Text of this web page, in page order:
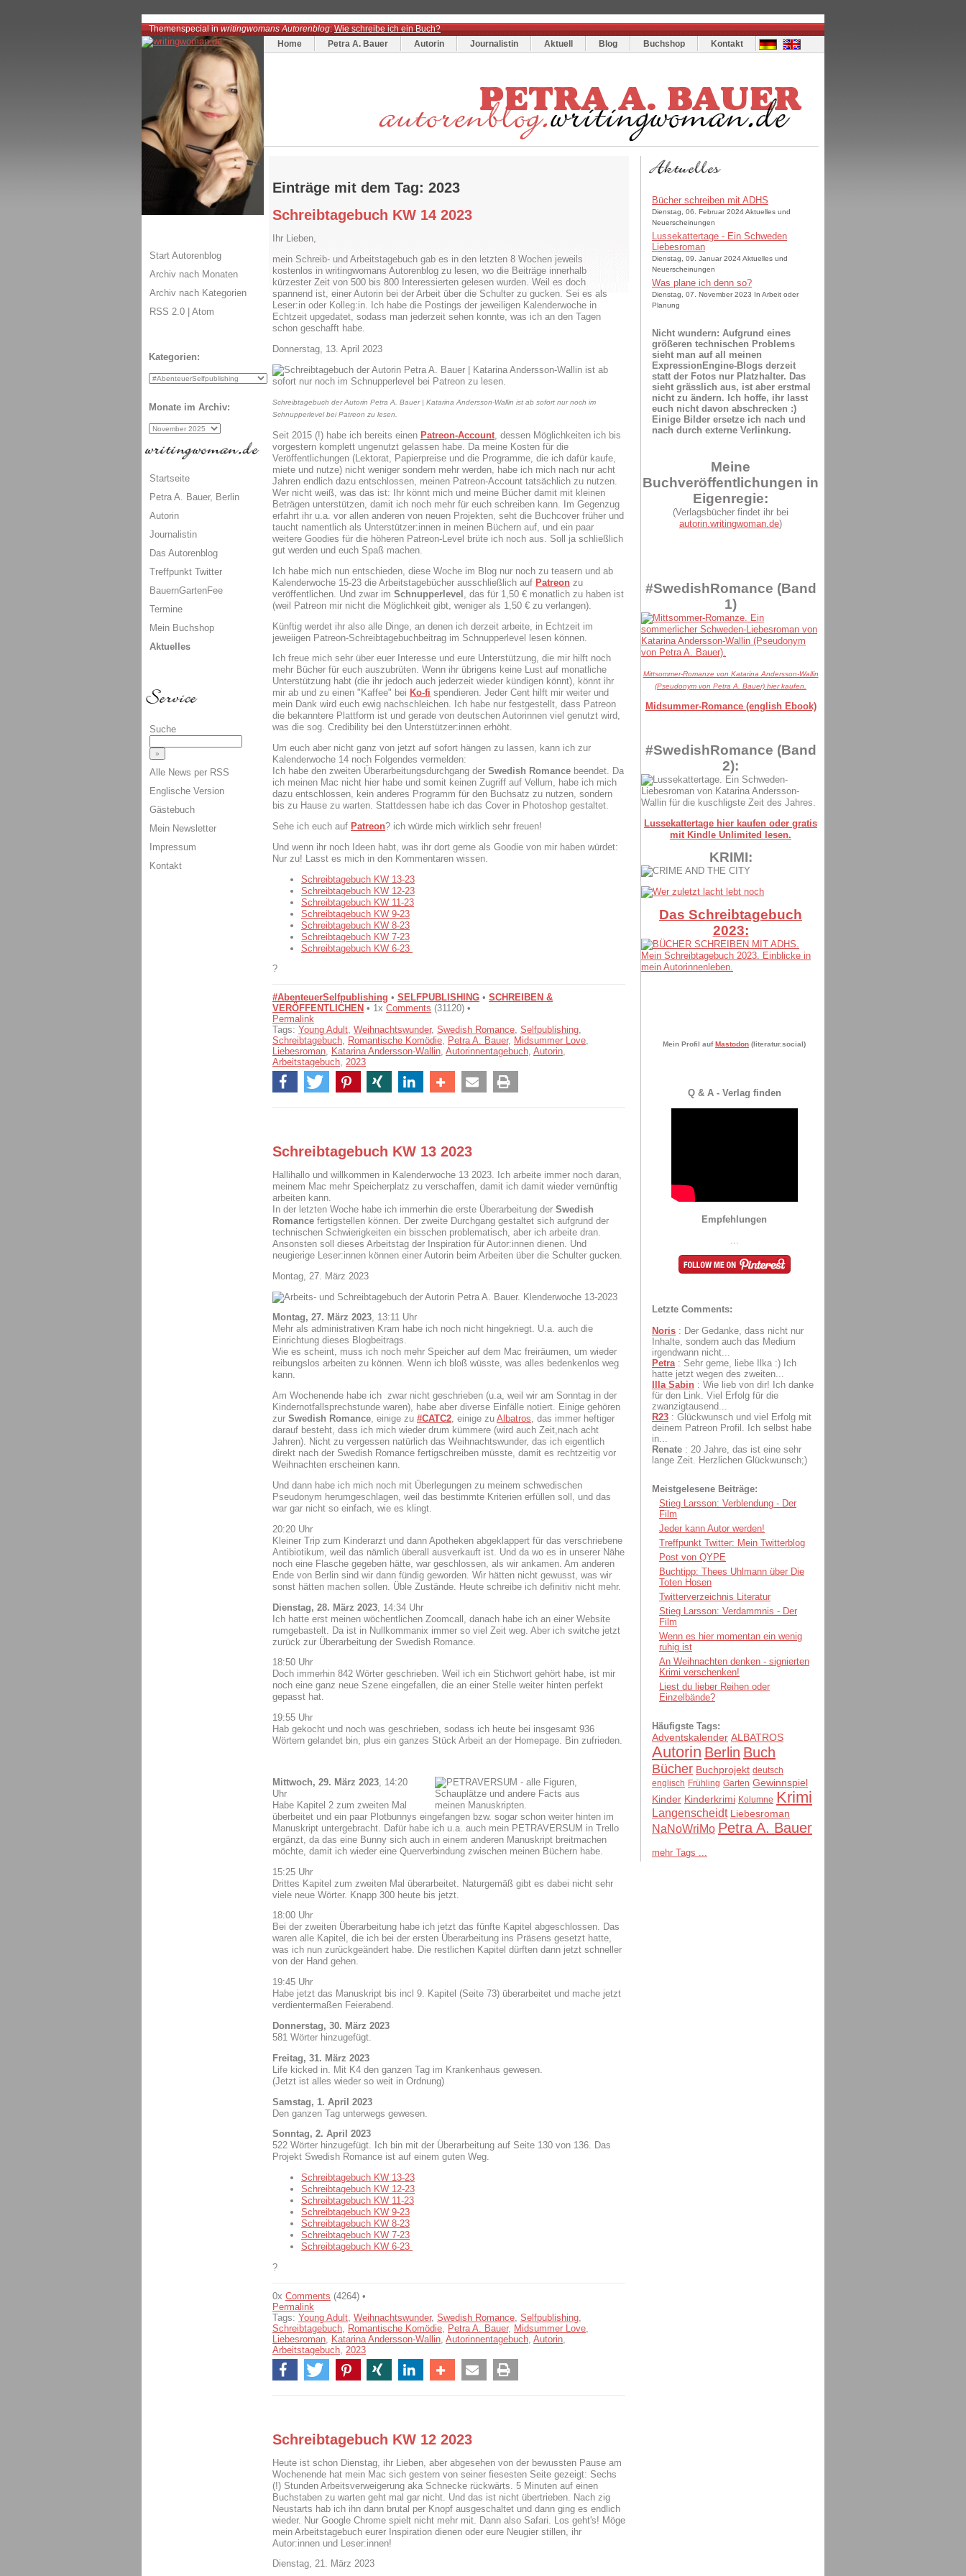
Themenspecial inwritingwomans Autorenblog:Wie schreibe ich ein Buch?
Home
Petra A. Bauer Autorin Journalistin Aktuell Blog Buchshop Kontakt
Einträge mit dem Tag: 2023
Schreibtagebuch KW 14 2023
Ihr Lieben,
mein Schreib- und Arbeitstagebuch gab es in den letzten 8 Wochen jeweils
kostenlos in writingwomans Autorenblog zu lesen, wo die Beiträge innerhalb
kürzester Zeit von 500 bis 800 Interessierten gelesen wurden. Weil es doch
spannend ist, einer Autorin bei der Arbeit über die Schulter zu gucken. Sei es als
Leser:in oder Kolleg:in. Ich habe die Postings der jeweiligen Kalenderwoche in
Echtzeit upgedatet, sodass man jederzeit sehen konnte, was ich an den Tagen
schon geschafft habe.
Donnerstag, 13. April 2023
Schreibtagebuch der Autorin Petra A. Bauer | Katarina Andersson-Wallin ist ab sofort nur noch im
Schnupperlevel bei Patreon zu lesen.
Seit 2015 (!) habe ich bereits einen Patreon-Account, dessen Möglichkeiten ich bis
vorgestern komplett ungenutzt gelassen habe. Da meine Kosten für die
Veröffentlichungen (Lektorat, Papierpreise und die Programme, die ich dafür kaufe,
miete und nutze) nicht weniger sondern mehr werden, habe ich mich nach nur acht
Jahren endlich dazu entschlossen, meinen Patreon-Account tatsächlich zu nutzen.
Wer nicht weiß, was das ist: Ihr könnt mich und meine Bücher damit mit kleinen
Beträgen unterstützen, damit ich noch mehr für euch schreiben kann. Im Gegenzug
erfahrt ihr u.a. vor allen anderen von neuen Projekten, seht die Buchcover früher und
taucht namentlich als Unterstützer:innen in meinen Büchern auf, und ein paar
weitere Goodies für die höheren Patreon-Level brüte ich noch aus. Soll ja schließlich
gut werden und euch Spaß machen.
Ich habe mich nun entschieden, diese Woche im Blog nur noch zu teasern und ab
Kalenderwoche 15-23 die Arbeitstagebücher ausschließlich auf Patreon zu
veröffentlichen. Und zwar im Schnupperlevel
, das für 1,50 € monatlich zu haben ist
(weil Patreon mir nicht die Möglichkeit gibt, weniger als 1,50 € zu verlangen).
Künftig werdet ihr also alle Dinge, an denen ich derzeit arbeite, in Echtzeit im
jeweiigen Patreon-Schreibtagebuchbeitrag im Schnupperlevel lesen können.
Ich freue mich sehr über euer Interesse und eure Unterstützung, die mir hilft noch
mehr Bücher für euch auszubrüten. Wenn ihr übrigens keine Lust auf monatliche
Unterstützung habt (die ihr jedoch auch jederzeit wieder kündigen könnt), könnt ihr
mir ab und zu einen "Kaffee" bei Ko-fi spendieren. Jeder Cent hilft mir weiter und
mein Dank wird euch ewig nachschleichen. Ich habe nur festgestellt, dass Patreon
die bekanntere Plattform ist und gerade von deutschen Autorinnen viel genutzt wird,
was die sog. Credibility bei den Unterstützer:innen erhöht.
Um euch aber nicht ganz von jetzt auf sofort hängen zu lassen, kann ich zur
Kalenderwoche 14 noch Folgendes vermelden:
Ich habe den zweiten Überarbeitungsdurchgang der Swedish Romance beendet. Da
ich meinen Mac nicht hier habe und somit keinen Zugriff auf Vellum, habe ich mich
dazu entschlossen, kein anderes Programm für den Buchsatz zu nutzen, sondern
bis zu Hause zu warten. Stattdessen habe ich das Cover in Photoshop gestaltet.
Sehe ich euch auf Patreon? ich würde mich wirklich sehr freuen!
Und wenn ihr noch Ideen habt, was ihr dort gerne als Goodie von mir haben würdet:
Nur zu! Lasst es mich in den Kommentaren wissen.
Schreibtagebuch KW 13-23
Schreibtagebuch KW 12-23
Schreibtagebuch KW 11-23
Schreibtagebuch KW 9-23
Schreibtagebuch KW 8-23
Schreibtagebuch KW 7-23
Schreibtagebuch KW 6-23
?
#AbenteuerSelfpublishing • SELFPUBLISHING • SCHREIBEN &
VERÖFFENTLICHEN • 1x Comments (31120) •
Permalink
Tags: Young Adult, Weihnachtswunder, Swedish Romance, Selfpublishing,
Schreibtagebuch, Romantische Komödie, Petra A. Bauer, Midsummer Love,
Liebesroman, Katarina Andersson-Wallin, Autorinnentagebuch, Autorin,
Arbeitstagebuch, 2023
Schreibtagebuch KW 13 2023
Hallihallo und willkommen in Kalenderwoche 13 2023. Ich arbeite immer noch daran,
meinem Mac mehr Speicherplatz zu verschaffen, damit ich damit wieder vernünftig
arbeiten kann.
In der letzten Woche habe ich immerhin die erste Überarbeitung der Swedish
Romance fertigstellen können. Der zweite Durchgang gestaltet sich aufgrund der
technischen Schwierigkeiten ein bisschen problematisch, aber ich arbeite dran.
Ansonsten soll dieses Arbeitstag der Inspiration für Autor:innen dienen. Und
neugierige Leser:innen können einer Autorin beim Arbeiten über die Schulter gucken.
Montag, 27. März 2023
Montag, 27. März 2023, 13:11 Uhr
Mehr als administrativen Kram habe ich noch nicht hingekriegt. U.a. auch die
Einrichtung dieses Blogbeitrags.
Wie es scheint, muss ich noch mehr Speicher auf dem Mac freiräumen, um wieder
reibungslos arbeiten zu können. Wenn ich bloß wüsste, was alles bedenkenlos weg
kann.
Am Wochenende habe ich zwar nicht geschrieben (u.a, weil wir am Sonntag in der
Kindernotfallsprechstunde waren), habe aber diverse Einfälle notiert. Einige gehören
zur Swedish Romance, einige zu #CATC2, einige zu Albatros, das immer heftiger
darauf besteht, dass ich mich wieder drum kümmere (wird auch Zeit,nach acht
Jahren). Nicht zu vergessen natürlich das Weihnachtswunder, das ich eigentlich
direkt nach der Swedish Romance fertigschreiben müsste, damit es rechtzeitig vor
Weihnachten erscheinen kann.
Und dann habe ich mich noch mit Überlegungen zu meinem schwedischen
Pseudonym herumgeschlagen, weil das bestimmte Kriterien erfüllen soll, und das
war gar nicht so einfach, wie es klingt.
20:20 Uhr
Kleiner Trip zum Kinderarzt und dann Apotheken abgeklappert für das verschriebene
Antibiotikum, weil das nämlich überall ausverkauft ist. Und da wo es in unserer Nähe
noch eine Flasche gegeben hätte, war geschlossen, als wir ankamen. Am anderen
Ende von Berlin sind wir dann fündig geworden. Wir hätten nicht gewusst, was wir
sonst hätten machen sollen. Üble Zustände. Heute schreibe ich definitiv nicht mehr.
Dienstag, 28. März 2023 , 14:34 Uhr
Ich hatte erst meinen wöchentlichen Zoomcall, danach habe ich an einer Website
rumgebastelt. Da ist in Nullkommanix immer so viel Zeit weg. Aber ich switche jetzt
zurück zur Überarbeitung der Swedish Romance.
18:50 Uhr
Doch immerhin 842 Wörter geschrieben. Weil ich ein Stichwort gehört habe, ist mir
noch eine ganz neue Szene eingefallen, die an einer Stelle weiter hinten perfekt
gepasst hat.
19:55 Uhr
Hab gekocht und noch was geschrieben, sodass ich heute bei insgesamt 936
Wörtern gelandet bin, plus ein ganzes Stück Arbeit an der Homepage. Bin zufrieden.
Mittwoch, 29. März 2023 , 14:20
Uhr
Habe Kapitel 2 zum zweiten Mal
überbeitet und ein paar Plotbunnys eingefangen bzw. sogar schon weiter hinten im
Manuskript untergebracht. Dafür habe ich u.a. auch mein PETRAVERSUM in Trello
ergänzt, da das eine Bunny sich auch in einem anderen Manuskript breitmachen
möchte, damit ich wieder eine Querverbindung zwischen meinen Büchern habe.
15:25 Uhr
Drittes Kapitel zum zweiten Mal überarbeitet. Naturgemäß gibt es dabei nicht sehr
viele neue Wörter. Knapp 300 heute bis jetzt.
18:00 Uhr
Bei der zweiten Überarbeitung habe ich jetzt das fünfte Kapitel abgeschlossen. Das
waren alle Kapitel, die ich bei der ersten Überarbeitung ins Präsens gesetzt hatte,
was ich nun zurückgeändert habe. Die restlichen Kapitel dürften dann jetzt schneller
von der Hand gehen.
19:45 Uhr
Habe jetzt das Manuskript bis incl 9. Kapitel (Seite 73) überarbeitet und mache jetzt
verdientermaßen Feierabend.
Donnerstag, 30. März 2023
581 Wörter hinzugefügt.
Freitag, 31. März 2023
Life kicked in. Mit K4 den ganzen Tag im Krankenhaus gewesen.
(Jetzt ist alles wieder so weit in Ordnung)
Samstag, 1. April 2023
Den ganzen Tag unterwegs gewesen.
Sonntag, 2. April 2023
522 Wörter hinzugefügt. Ich bin mit der Überarbeitung auf Seite 130 von 136. Das
Projekt Swedish Romance ist auf einem guten Weg.
Schreibtagebuch KW 13-23
Schreibtagebuch KW 12-23
Schreibtagebuch KW 11-23
Schreibtagebuch KW 9-23
Schreibtagebuch KW 8-23
Schreibtagebuch KW 7-23
Schreibtagebuch KW 6-23
?
0x Comments (4264) •
Permalink
Tags: Young Adult Weihnachtswunder, Swedish Romance Selfpublishing
Schreibtagebuch
Romantische Komödie Petra A. Bauer, Midsummer Love
Liebesroman
Katarina Andersson-Wallin Autorinnentagebuch Autorin
Arbeitstagebuch 2023
Schreibtagebuch KW 12 2023
Heute ist schon Dienstag, ihr Lieben, aber abgesehen von der bewussten Pause am
Wochenende hat mein Mac sich gestern von seiner fiesesten Seite gezeigt: Sechs
(!) Stunden Arbeitsverweigerung aka Schnecke rückwärts. 5 Minuten auf einen
Buchstaben zu warten geht mal gar nicht. Und das ist nicht übertrieben. Nach zig
Neustarts hab ich ihn dann brutal per Knopf ausgeschaltet und dann ging es endlich
wieder. Nur Google Chrome spielt nicht mehr mit. Dann also Safari. Los geht's! Möge
mein Arbeitstagebuch eurer Inspiration dienen oder eure Neugier stillen, ihr
Autor:innen und Leser:innen!
Dienstag, 21. März 2023
Bücher schreiben mit ADHS
Dienstag, 06. Februar 2024 Aktuelles und
Neuerscheinungen
Lussekattertage - Ein Schweden
Liebesroman
Dienstag, 09. Januar 2024 Aktuelles und
Neuerscheinungen
Was plane ich denn so?
Dienstag, 07. November 2023 In Arbeit oder
Planung
Nicht wundern: Aufgrund eines
größeren technischen Problems
sieht man auf all meinen
ExpressionEngine-Blogs derzeit
statt der Fotos nur Platzhalter. Das
sieht grässlich aus, ist aber erstmal
nicht zu ändern. Ich hoffe, ihr lasst
euch nicht davon abschrecken :)
Einige Bilder ersetze ich nach und
nach durch externe Verlinkung.
Meine
Buchveröffentlichungen in
Eigenregie:
(Verlagsbücher findet ihr bei
autorin.writingwoman.de)
#SwedishRomance (Band
1)
Mittsommer-Romanze von Katarina Andersson-Wallin
(Pseudonym von Petra A. Bauer) hier kaufen.
Midsummer-Romance (english Ebook)
#SwedishRomance (Band
2):
Lussekattertage hier kaufen oder gratis
mit Kindle Unlimited lesen.
KRIMI:
Das Schreibtagebuch
2023:
Mein Profil auf Mastodon (literatur.social)
Q & A - Verlag finden
Empfehlungen
Letzte Comments:
Noris : Der Gedanke, dass nicht nur
Inhalte, sondern auch das Medium
irgendwann nicht...
Petra : Sehr gerne, liebe Ilka :) Ich
hatte jetzt wegen des zweiten...
Illa Sabin : Wie lieb von dir! Ich danke
für den Link. Viel Erfolg für die
zwanzigtausend...
R23 : Glückwunsch und viel Erfolg mit
deinem Patreon Profil. Ich selbst habe
in...
Renate : 20 Jahre, das ist eine sehr
lange Zeit. Herzlichen Glückwunsch;)
Meistgelesene Beiträge:
Stieg Larsson: Verblendung - Der
Film
Jeder kann Autor werden!
Treffpunkt Twitter: Mein Twitterblog
Post von QYPE
Buchtipp: Thees Uhlmann über Die
Toten Hosen
Twitterverzeichnis Literatur
Stieg Larsson: Verdammnis - Der
Film
Wenn es hier momentan ein wenig
ruhig ist
An Weihnachten denken - signierten
Krimi verschenken!
Liest du lieber Reihen oder
Einzelbände?
Häufigste Tags:
Adventskalender ALBATROS
Autorin Berlin Buch
Bücher Buchprojekt deutsch
englisch Frühling Garten Gewinnspiel
Kinder Kinderkrimi Kolumne Krimi
Langenscheidt Liebesroman
NaNoWriMo Petra A. Bauer
mehr Tags ...
Start Autorenblog
Archiv nach Monaten
Archiv nach Kategorien
RSS 2.0 | Atom
Kategorien:
Monate im Archiv:
Startseite
Petra A. Bauer, Berlin
Autorin
Journalistin
Das Autorenblog
Treffpunkt Twitter
BauernGartenFee
Termine
Mein Buchshop
Aktuelles
Suche
Alle News per RSS
Englische Version
Gästebuch
Mein Newsletter
Impressum
Kontakt